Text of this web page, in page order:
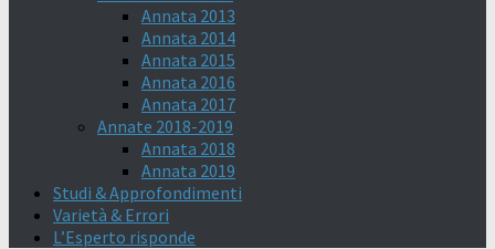
Annata 2013
Annata 2014
Annata 2015
Annata 2016
Annata 2017
Annate 2018-2019
Annata 2018
Annata 2019
Studi & Approfondimenti
Varietà & Errori
L’Esperto risponde